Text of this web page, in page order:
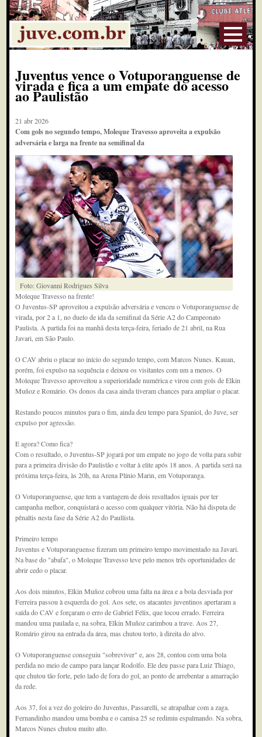
Juventus vence o Votuporanguense de
virada e fica a um empate do acesso
ao Paulistão
21 abr 2026
Com gols no segundo tempo, Moleque Travesso aproveita a expulsão
adversária e larga na frente na semifinal da
Foto: Giovanni Rodrigues Silva
Moleque Travesso na frente!
O Juventus-SP aproveitou a expulsão adversária e venceu o Votuporanguense de
virada, por 2 a 1, no duelo de ida da semifinal da Série A2 do Campeonato
Paulista. A partida foi na manhã desta terça-feira, feriado de 21 abril, na Rua
Javari, em São Paulo.
O CAV abriu o placar no início do segundo tempo, com Marcos Nunes. Kauan,
porém, foi expulso na sequência e deixou os visitantes com um a menos. O
Moleque Travesso aproveitou a superioridade numérica e virou com gols de Elkin
Muñoz e Romário. Os donos da casa ainda tiveram chances para ampliar o placar.
Restando poucos minutos para o fim, ainda deu tempo para Spaniol, do Juve, ser
expulso por agressão.
E agora? Como fica?
Com o resultado, o Juventus-SP jogará por um empate no jogo de volta para subir
para a primeira divisão do Paulistão e voltar à elite após 18 anos. A partida será na
próxima terça-feira, às 20h, na Arena Plínio Marin, em Votuporanga.
O Votuporanguense, que tem a vantagem de dois resultados iguais por ter
campanha melhor, conquistará o acesso com qualquer vitória. Não há disputa de
pênaltis nesta fase da Série A2 do Paullista.
Primeiro tempo
Juventus e Votuporanguense fizeram um primeiro tempo movimentado na Javari.
Na base do "abafa", o Moleque Travesso teve pelo menos três oportunidades de
abrir cedo o placar.
Aos dois minutos, Elkin Muñoz cobrou uma falta na área e a bola desviada por
Ferreira passou à esquerda do gol. Aos sete, os atacantes juventinos apertaram a
saída do CAV e forçaram o erro de Gabriel Félix, que tocou errado. Ferreira
mandou uma paulada e, na sobra, Elkin Muñoz carimbou a trave. Aos 27,
Romário girou na entrada da área, mas chutou torto, à direita do alvo.
O Votuporanguense conseguiu "sobreviver" e, aos 28, contou com uma bola
perdida no meio de campo para lançar Rodolfo. Ele deu passe para Luiz Thiago,
que chutou tão forte, pelo lado de fora do gol, ao ponto de arrebentar a amarração
da rede.
Aos 37, foi a vez do goleiro do Juventus, Passarelli, se atrapalhar com a zaga.
Fernandinho mandou uma bomba e o camisa 25 se redimiu espalmando. Na sobra,
Marcos Nunes chutou muito alto.